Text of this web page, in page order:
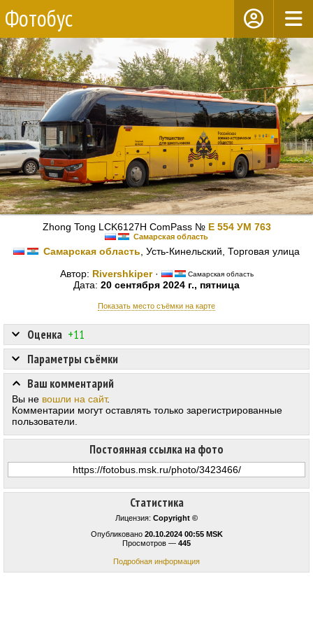
Фотобус
Zhong Tong LCK6127H ComPass № Е 554 УМ 763
Самарская область
Самарская область , Усть-Кинельский, Торговая улица
Автор: Rivershkiper· Самарская область
Дата: 20 сентября 2024 г., пятница
Показать место съёмки на карте
Статистика
Лицензия: Copyright ©
Опубликовано 20.10.2024 00:55 MSK
Просмотров — 445
Подробная информация
Оценка +11
Постоянная ссылка на фото
Параметры съёмки
Ваш комментарий
Вы не вошли на сайт.
Комментарии могут оставлять только зарегистрированные
пользователи.